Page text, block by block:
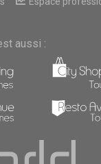
aussi :